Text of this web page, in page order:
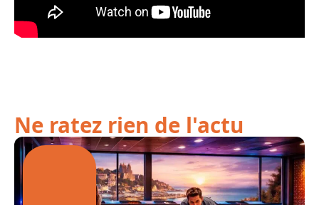
Ne ratez rien de l'actu